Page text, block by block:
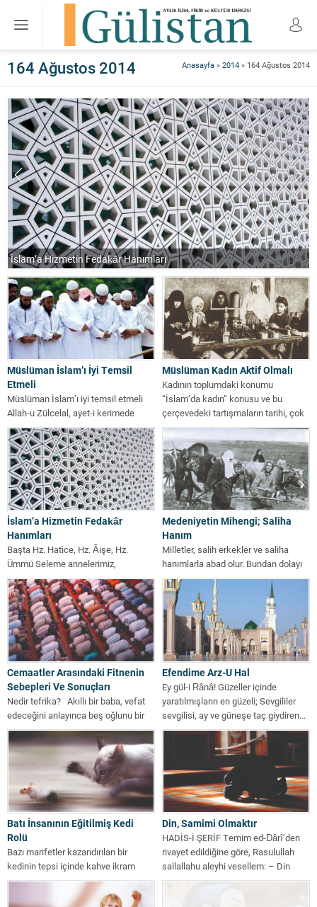
Anasayfa » 2014 » 164 Ağustos 2014
164 Ağustos 2014
İslam’a Hizmetin Fedakâr Hanımları
Müslüman İslam’ı İyi Temsil
Etmeli
Müslüman İslam’ı iyi temsil etmeli
Allah-u Zülcelal, ayet-i kerimede
şöyle buyurmuştur: “Allah, sizlere
bilmediklerinizi bildirmek,...
Müslüman Kadın Aktif Olmalı
Kadının toplumdaki konumu
“İslam’da kadın” konusu ve bu
çerçevedeki tartışmaların tarihi, çok
eskilere dayanmaz. Hemen...
İslam’a Hizmetin Fedakâr
Hanımları
Başta Hz. Hatice, Hz. Âişe, Hz.
Ümmü Seleme annelerimiz,
Efendimizin kızları olmak üzere,
bütün hanım...
Medeniyetin Mihengi; Saliha
Hanım
Milletler, salih erkekler ve saliha
hanımlarla abad olur. Bundan dolayı
dinin, vatanın ve milletin selameti,...
Cemaatler Arasındaki Fitnenin
Sebepleri Ve Sonuçları
Nedir tefrika? Akıllı bir baba, vefat
edeceğini anlayınca beş oğlunu bir
araya toplamış ve...
Efendime Arz-U Hal
Ey gül-i Rânâ! Güzeller içinde
yaratılmışların en güzeli; Sevgililer
sevgilisi, ay ve güneşe taç giydiren...
Batı İnsanının Eğitilmiş Kedi
Rolü
Bazı marifetler kazandırılan bir
kedinin tepsi içinde kahve ikram
ettiği söyleniyormuş. Bunu işiten
Din, Samimi Olmaktır
HADİS-İ ŞERİF Temim ed-Dârî’den
rivayet edildiğine göre, Rasulullah
sallallahu aleyhi vesellem: – Din
samimi olmaktır,...